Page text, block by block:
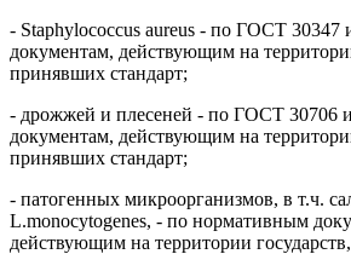
- Staphylococcus aureus - по ГОСТ
документам, действующим на
принявших стандарт;
- дрожжей и плесеней - по ГОСТ 30706
документам, действующим на
принявших стандарт;
- патогенных микроорганизмов, в т.ч.
L.monocytogenes, - по нормативным
действующим на территории